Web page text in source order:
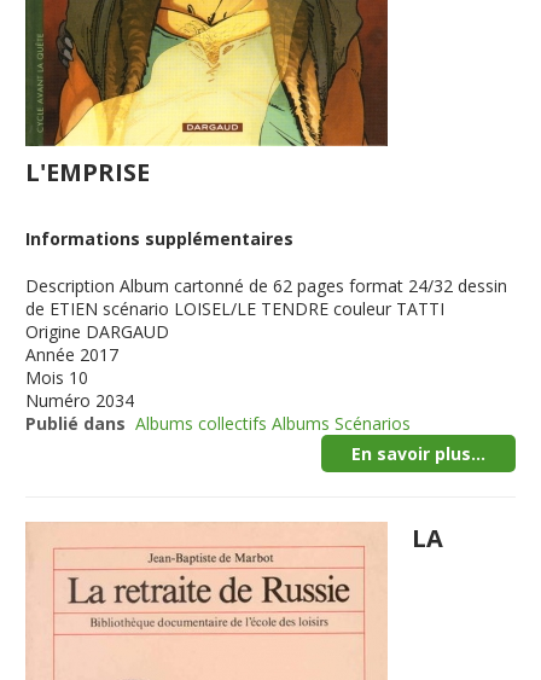
L'EMPRISE
Informations supplémentaires
Description Album cartonné de 62 pages format 24/32 dessin
de ETIEN scénario LOISEL/LE TENDRE couleur TATTI
Origine DARGAUD
Année 2017
Mois 10
Numéro 2034
Publié dans Albums collectifs Albums Scénarios
En savoir plus...
LA